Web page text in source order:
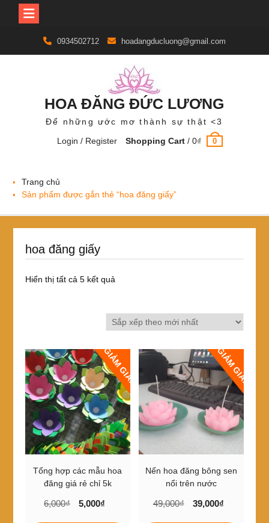
content
0934502712 hoadangducluong@gmail.com
HOA ĐĂNG ĐỨC LƯƠNG
Để những ước mơ thành sự thật <3
Login / Register
Shopping Cart /0₫ 0
Trang chủ
Sản phẩm được gắn thẻ “hoa đăng giấy”
hoa đăng giấy
Hiển thị tất cả 5 kết quảĐã
theo
mới
GIẢM GIÁ!
Tổng hợp các mẫu hoa
đăng giá rẻ chỉ 5k
6,000₫
Giá
5,000₫
GIẢM GIÁ!
Nến hoa đăng bông sen
nổi trên nước
49,000₫
Giá
39,000₫